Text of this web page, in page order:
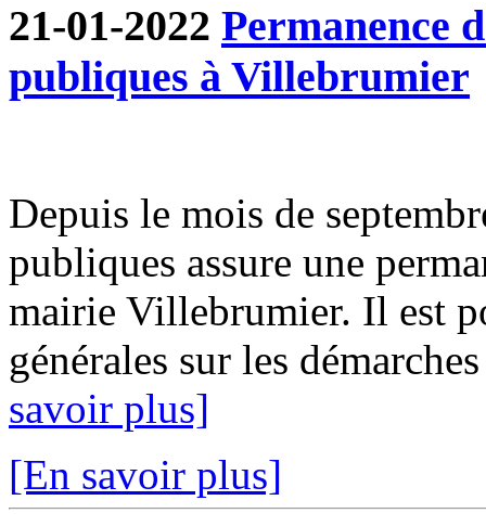
21-01-2022 Permanence
publiques à Villebrumier
Depuis le mois de
publiques assure une
mairie Villebrumier. Il est
générales sur les
savoir plus]
[En savoir plus]